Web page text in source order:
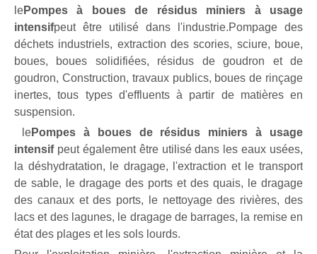
lePompes à boues de résidus miniers à usage
intensifpeut être utilisé dans l'industrie.Pompage des
déchets industriels, extraction des scories, sciure, boue,
boues, boues solidifiées, résidus de goudron et de
goudron, Construction, travaux publics, boues de rinçage
inertes, tous types d'effluents à partir de matières en
suspension.
lePompes à boues de résidus miniers à usage
intensifpeut également être utilisé dans les eaux usées,
la déshydratation, le dragage, l'extraction et le transport
de sable, le dragage des ports et des quais, le dragage
des canaux et des ports, le nettoyage des rivières, des
lacs et des lagunes, le dragage de barrages, la remise en
état des plages et les sols lourds.